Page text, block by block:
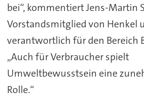
bei“, kommentiert Jens-Martin
Vorstandsmitglied von Henkel
verantwortlich für den Bereich
„Auch für Verbraucher spielt
Umweltbewusstsein eine
Rolle.“